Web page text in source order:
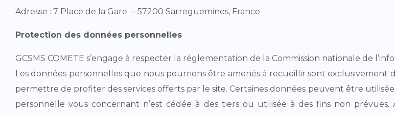
Adresse : 7 Place de la Gare – 57200 Sarreguemines, France
Protection des données personnelles
GCSMS COMETE s’engage à respecter la réglementation de la Commission nationale de
Les données personnelles que nous pourrions être amenés à recueillir sont exclusivement
permettre de profiter des services offerts par le site. Certaines données peuvent être
personnelle vous concernant n’est cédée à des tiers ou utilisée à des fins non